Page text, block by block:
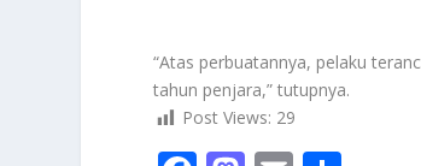
“Atas perbuatannya, pelaku
tahun penjara,” tutupnya.
Post Views: 29